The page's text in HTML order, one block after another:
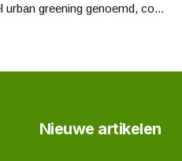
urban greening genoemd, co...
Nieuwe artikelen